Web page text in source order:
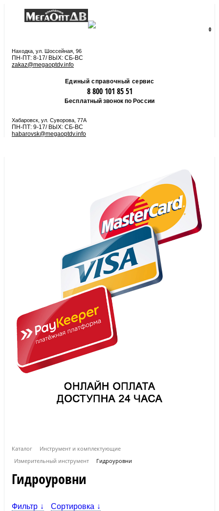
0
Находка, ул. Шоссейная, 96
ПН-ПТ: 8-17/ ВЫХ: СБ-ВС
zakaz@megaoptdv.info
Единый справочный сервис
8 800 101 85 51
Бесплатный звонок по России
Хабаровск, ул. Суворова, 77А
ПН-ПТ: 9-17/ ВЫХ: СБ-ВС
habarovsk@megaoptdv.info
Каталог
Инструмент и комплектующие
Измерительный инструмент
Гидроуровни
Гидроуровни
Фильтр Сортировка